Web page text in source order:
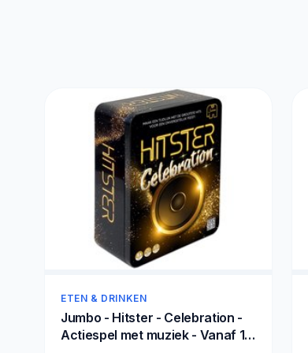
ETEN & DRINKEN
Jumbo - Hitster - Celebration -
Actiespel met muziek - Vanaf 16